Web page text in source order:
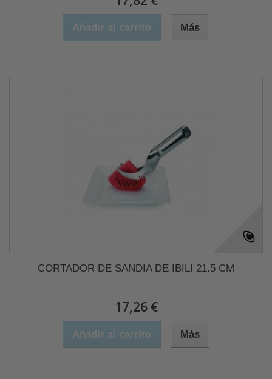
Añadir al carrito Más
CORTADOR DE SANDIA DE IBILI 21.5 CM
17,26 €
Añadir al carrito Más